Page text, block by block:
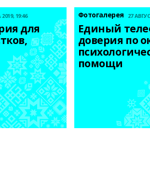
19:46
для
Фотогалерея 27
Единый
доверия по
помощи